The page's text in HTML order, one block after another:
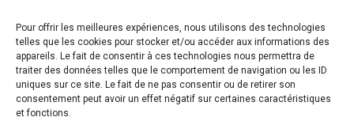
Pour offrir les meilleures expériences, nous utilisons des technologies
telles que les cookies pour stocker et/ou accéder aux informations des
appareils. Le fait de consentir à ces technologies nous permettra de
traiter des données telles que le comportement de navigation ou les ID
uniques sur ce site. Le fait de ne pas consentir ou de retirer son
consentement peut avoir un effet négatif sur certaines caractéristiques
et fonctions.
franche comté. https://draaf.bourgogne-franche-
comte.agriculture.gouv.fr/Participation-du-public-
par-voie